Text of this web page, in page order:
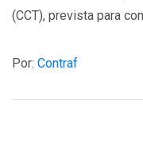
(CCT), prevista para
Por: Contraf